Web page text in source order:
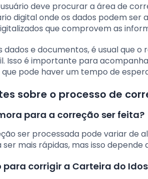
deve procurar a área de
digital onde os dados podem ser
que comprovem as
dados e documentos, é usual que
Isso é importante para
pode haver um tempo de
sobre o processo de
para a correção ser feita?
ser processada pode variar de
mais rápidas, mas isso depende
para corrigir a Carteira do